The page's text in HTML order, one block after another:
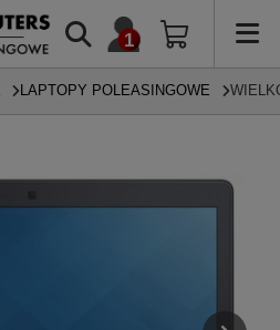
LAPTOPY POLEASINGOWE